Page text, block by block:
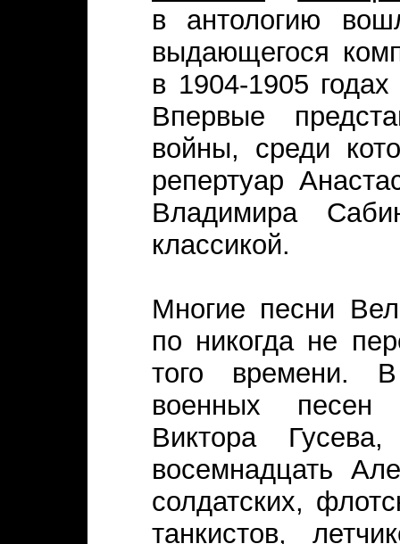
в антологию
выдающегося
в 1904-1905
Впервые
войны, среди
репертуар
Владимира
классикой.
Многие песни
по никогда не
того времени.
военных песен
Виктора
восемнадцать
солдатских,
танкистов,